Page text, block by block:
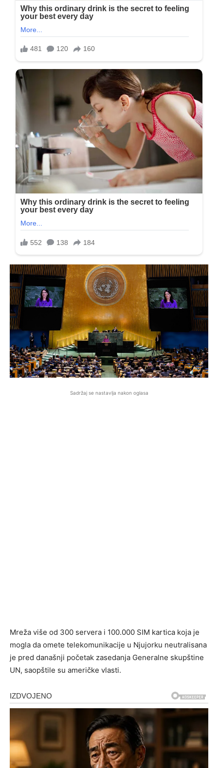
Sadržaj se nastavlja nakon oglasa
Mreža više od 300 servera i 100.000 SIM kartica koja je
mogla da omete telekomunikacije u Njujorku neutralisana
je pred današnji početak zasedanja Generalne skupštine
UN, saopštile su američke vlasti.